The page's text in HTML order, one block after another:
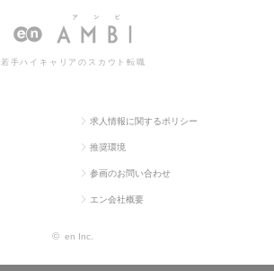
木）の バツグン◎元請け案件ほぼ100%の求人
若手ハイキャリアのスカウト転職
求人情報に関するポリシー
推奨環境
参画のお問い合わせ
エン会社概要
© en Inc.